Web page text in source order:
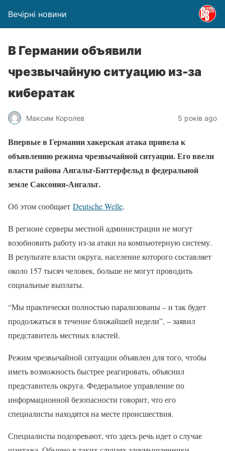
Вечірні новини
В Германии объявили
чрезвычайную ситуацию из-за
кибератак
Максим Королев 5 років ago
Впервые в Германии хакерская атака привела к
объявлению режима чрезвычайной ситуации. Его ввели
власти района Ангальт-Биттерфельд в федеральной
земле Саксония-Ангальт.
Об этом сообщает Deutsche Welle.
В регионе серверы местной администрации не могут
возобновить работу из-за атаки на компьютерную систему.
В результате власти округа, население которого составляет
около 157 тысяч человек, больше не могут проводить
социальные выплаты.
“Мы практически полностью парализованы – и так будет
продолжаться в течение ближайшей недели”, – заявил
представитель местных властей.
Режим чрезвычайной ситуации объявлен для того, чтобы
иметь возможность быстрее реагировать, объяснил
представитель округа. Федеральное управление по
информационной безопасности говорит, что его
специалисты находятся на месте происшествия.
Специалисты подозревают, что здесь речь идет о случае